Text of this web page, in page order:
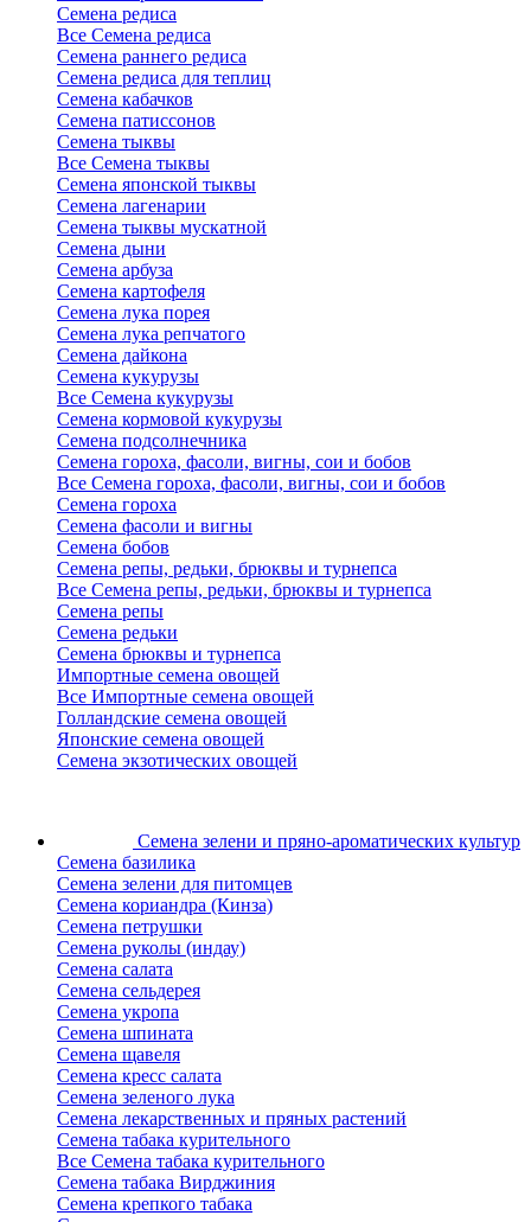
Семена редиса
Все Семена редиса
Семена раннего редиса
Семена редиса для теплиц
Семена кабачков
Семена патиссонов
Семена тыквы
Все Семена тыквы
Семена японской тыквы
Семена лагенарии
Семена тыквы мускатной
Семена дыни
Семена арбуза
Семена картофеля
Семена лука порея
Семена лука репчатого
Семена дайкона
Семена кукурузы
Все Семена кукурузы
Семена кормовой кукурузы
Семена подсолнечника
Семена гороха, фасоли, вигны, сои и бобов
Все Семена гороха, фасоли, вигны, сои и бобов
Семена гороха
Семена фасоли и вигны
Семена бобов
Семена репы, редьки, брюквы и турнепса
Все Семена репы, редьки, брюквы и турнепса
Семена репы
Семена редьки
Семена брюквы и турнепса
Импортные семена овощей
Все Импортные семена овощей
Голландские семена овощей
Японские семена овощей
Семена экзотических овощей
Семена зелени и пряно-ароматических культур
Семена базилика
Семена зелени для питомцев
Семена кориандра (Кинза)
Семена петрушки
Семена руколы (индау)
Семена салата
Семена сельдерея
Семена укропа
Семена шпината
Семена щавеля
Семена кресс салата
Семена зеленого лука
Семена лекарственных и пряных растений
Семена табака курительного
Все Семена табака курительного
Семена табака Вирджиния
Семена крепкого табака